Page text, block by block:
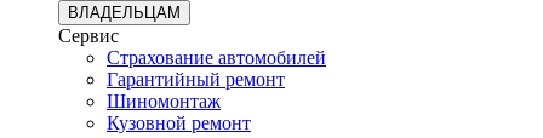
ВЛАДЕЛЬЦАМ
Сервис
Страхование автомобилей
Гарантийный ремонт
Шиномонтаж
Кузовной ремонт